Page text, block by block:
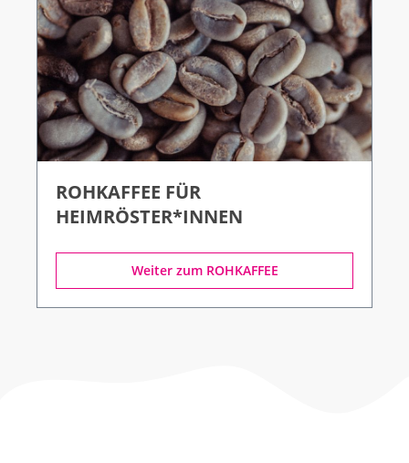
ROHKAFFEE FÜR
HEIMRÖSTER*INNEN
Weiter zum ROHKAFFEE